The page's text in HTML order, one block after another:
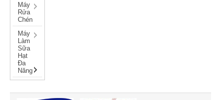
Máy
Rửa
Chén
Máy
Làm
Sữa
Hạt
Đa
Năng